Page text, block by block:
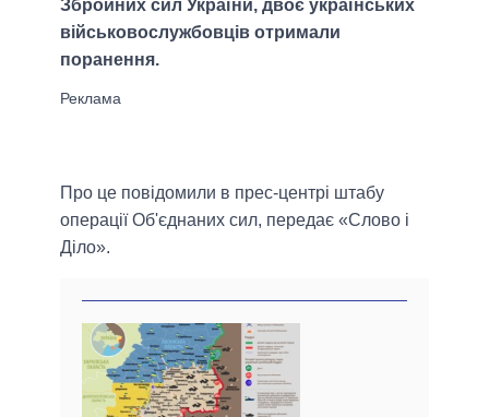
Збройних сил України, двоє українських
військовослужбовців отримали
поранення.
Про це повідомили в прес-центрі штабу
операції Об'єднаних сил, передає «Слово і
Діло».